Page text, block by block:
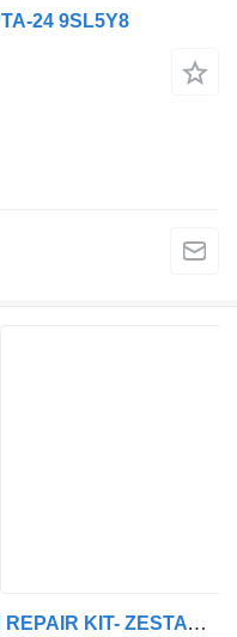
24 9SL5Y8
Ремкомплект Isuzu - KING PIN REPAIR KIT- ZESTAW NAPRAWCZY ZWROTNICY для грузовика Isuzu